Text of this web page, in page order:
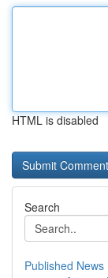
HTML is disabled
Search
Published News